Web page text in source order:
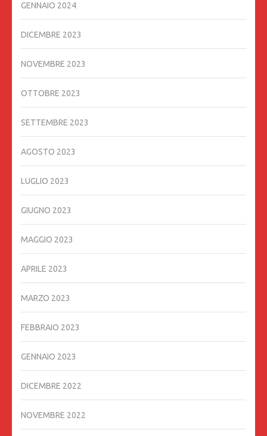
GENNAIO 2024
DICEMBRE 2023
NOVEMBRE 2023
OTTOBRE 2023
SETTEMBRE 2023
AGOSTO 2023
LUGLIO 2023
GIUGNO 2023
MAGGIO 2023
APRILE 2023
MARZO 2023
FEBBRAIO 2023
GENNAIO 2023
DICEMBRE 2022
NOVEMBRE 2022